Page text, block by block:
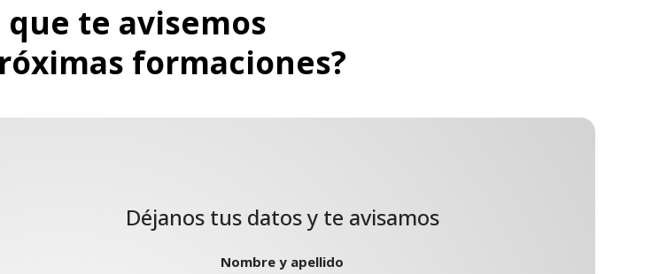
que te avisemos
formaciones?